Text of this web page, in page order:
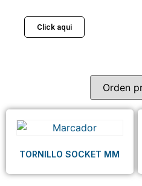
Click aqui
TORNILLO SOCKET MM